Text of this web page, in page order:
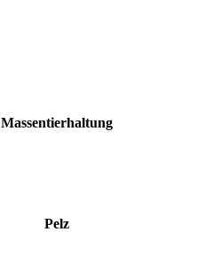
Massentierhaltung
Pelz